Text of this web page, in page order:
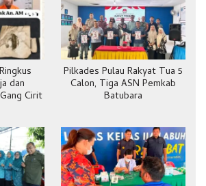
dan
Cirit
Pilkades Pulau Rakyat Tua 5
Calon, Tiga ASN Pemkab
Batubara